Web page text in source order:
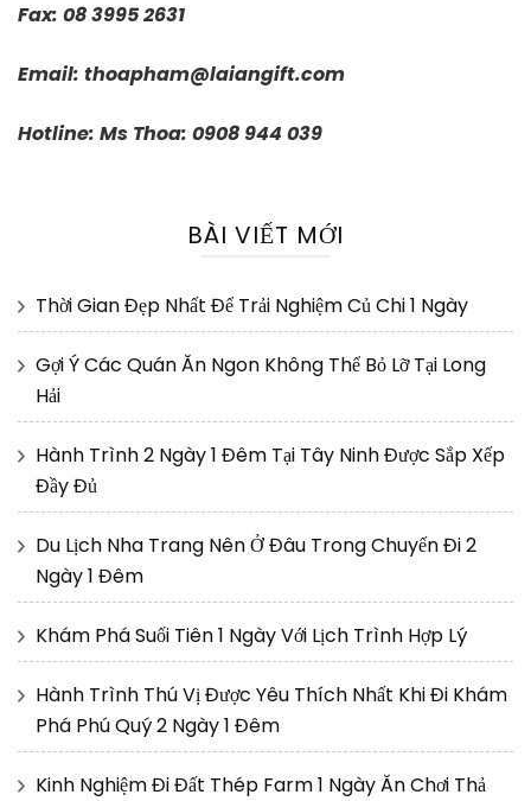
Fax: 08 3995 2631
Email: thoapham@laiangift.com
Hotline: Ms Thoa: 0908 944 039
BÀI VIẾT MỚI
Thời Gian Đẹp Nhất Để Trải Nghiệm Củ Chi 1 Ngày
Gợi Ý Các Quán Ăn Ngon Không Thể Bỏ Lỡ Tại Long
Hải
Hành Trình 2 Ngày 1 Đêm Tại Tây Ninh Được Sắp Xếp
Đầy Đủ
Du Lịch Nha Trang Nên Ở Đâu Trong Chuyến Đi 2
Ngày 1 Đêm
Khám Phá Suối Tiên 1 Ngày Với Lịch Trình Hợp Lý
Hành Trình Thú Vị Được Yêu Thích Nhất Khi Đi Khám
Phá Phú Quý 2 Ngày 1 Đêm
Kinh Nghiệm Đi Đất Thép Farm 1 Ngày Ăn Chơi Thả